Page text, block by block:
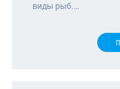
виды рыб.…